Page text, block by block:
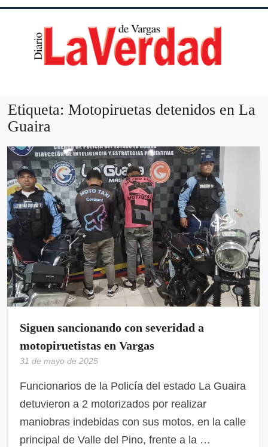
Etiqueta:Motopiruetas detenidos en La
Guaira
Siguen sancionando con severidad a
motopiruetistas en Vargas
31 de mayo de 2025
Funcionarios de la Policía del estado La Guaira
detuvieron a 2 motorizados por realizar
maniobras indebidas con sus motos, en la calle
principal de Valle del Pino, frente a la …